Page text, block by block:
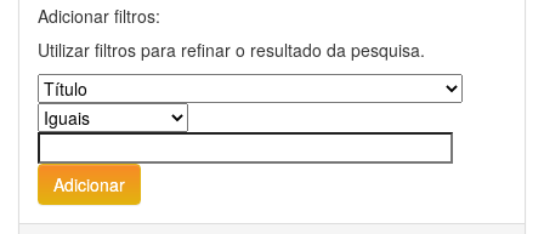
Adicionar filtros:
Utilizar filtros para refinar o resultado da pesquisa.